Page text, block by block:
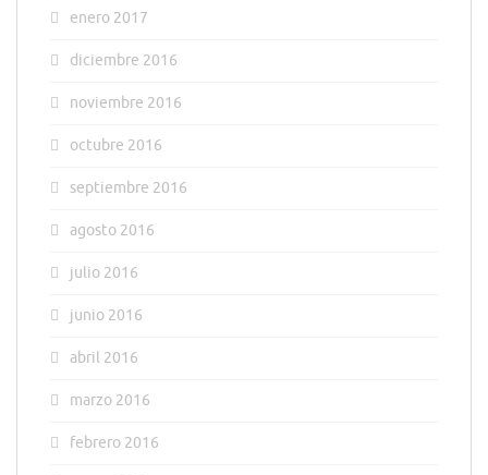
enero 2017
diciembre 2016
noviembre 2016
octubre 2016
septiembre 2016
agosto 2016
julio 2016
junio 2016
abril 2016
marzo 2016
febrero 2016